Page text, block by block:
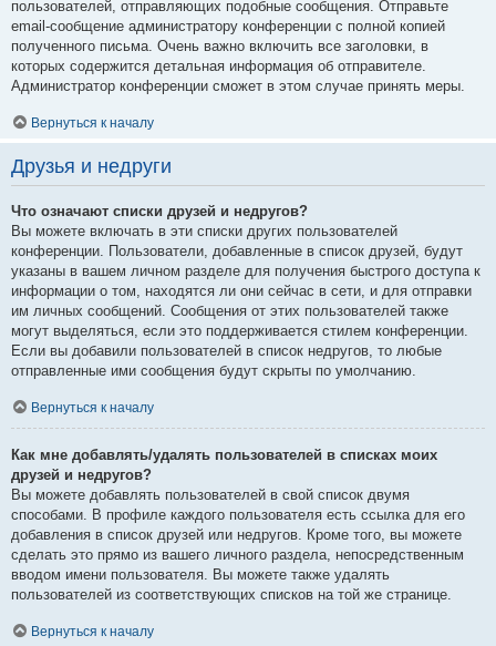
пользователей, отправляющих подобные сообщения. Отправьте
email-сообщение администратору конференции с полной копией
полученного письма. Очень важно включить все заголовки, в
которых содержится детальная информация об отправителе.
Администратор конференции сможет в этом случае принять меры.
Вернуться к началу
Друзья и недруги
Что означают списки друзей и недругов?
Вы можете включать в эти списки других пользователей
конференции. Пользователи, добавленные в список друзей, будут
указаны в вашем личном разделе для получения быстрого доступа к
информации о том, находятся ли они сейчас в сети, и для отправки
им личных сообщений. Сообщения от этих пользователей также
могут выделяться, если это поддерживается стилем конференции.
Если вы добавили пользователей в список недругов, то любые
отправленные ими сообщения будут скрыты по умолчанию.
Вернуться к началу
Как мне добавлять/удалять пользователей в списках моих
друзей и недругов?
Вы можете добавлять пользователей в свой список двумя
способами. В профиле каждого пользователя есть ссылка для его
добавления в список друзей или недругов. Кроме того, вы можете
сделать это прямо из вашего личного раздела, непосредственным
вводом имени пользователя. Вы можете также удалять
пользователей из соответствующих списков на той же странице.
Вернуться к началу